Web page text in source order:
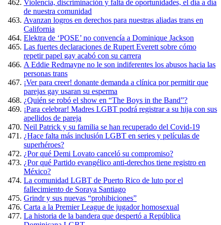
Violencia, discriminación y falta de oportunidades, el día a día
de nuestra comunidad
Avanzan logros en derechos para nuestras aliadas trans en
California
Elektra de ‘POSE’ no convencía a Dominique Jackson
Las fuertes declaraciones de Rupert Everett sobre cómo
repetir papel gay acabó con su carrera
A Eddie Redmayne no le son indiferentes los abusos hacia las
personas trans
¡Ver para creer! donante demanda a clínica por permitir que
parejas gay usaran su esperma
¿Quién se robó el show en “The Boys in the Band”?
¡Para celebrar! Madres LGBT podrá registrar a su hija con sus
apellidos de pareja
Neil Patrick y su familia se han recuperado del Covid-19
¿Hace falta más inclusión LGBT en series y películas de
superhéroes?
¿Por qué Demi Lovato canceló su compromiso?
¿Por qué Partido evangélico anti-derechos tiene registro en
México?
La comunidad LGBT de Puerto Rico de luto por el
fallecimiento de Soraya Santiago
Grindr y sus nuevas “prohibiciones”
Carta a la Premier League de jugador homosexual
La historia de la bandera que despertó a República